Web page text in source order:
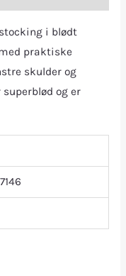
i blødt
praktiske
skulder og
og er